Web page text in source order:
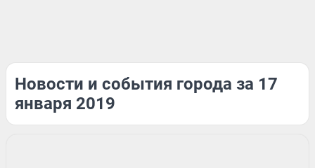
Новости и события города за 17
января 2019